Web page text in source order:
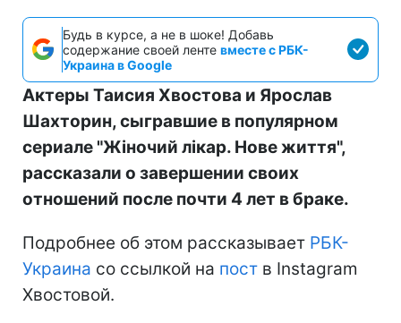
Будь в курсе, а не в шоке! Добавь
содержание своей ленте вместе с РБК-
Украина в Google
Актеры Таисия Хвостова и Ярослав
Шахторин, сыгравшие в популярном
сериале "Жіночий лікар. Нове життя",
рассказали о завершении своих
отношений после почти 4 лет в браке.
Подробнее об этом рассказывает РБК-
Украина со ссылкой на пост в Instagram
Хвостовой.